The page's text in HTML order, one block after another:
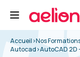
Accueil>Nos
Autocad>AutoCAD 2D